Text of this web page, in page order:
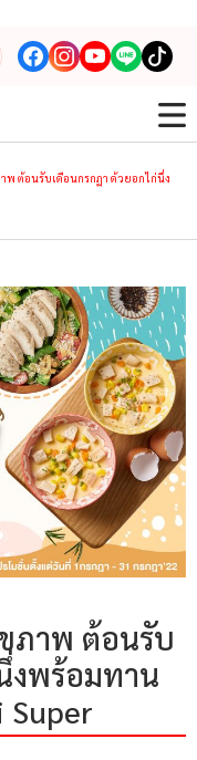
พ ต้อนรับเดือนกรกฏา ด้วยอกไก่นึ่ง
ภาพ ต้อนรับ
งพร้อมทาน
Super